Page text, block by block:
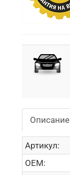
Описание
Артикул:
OEM: